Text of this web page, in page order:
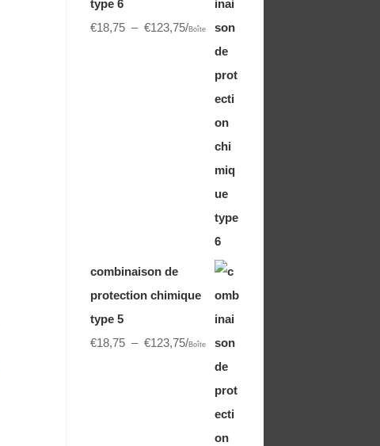
type 6
€18,75 – €123,75/Boîte
combinaison de
protection chimique
type 5
€18,75 – €123,75/Boîte